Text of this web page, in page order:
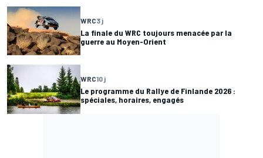
WRC3 j
La finale du WRC toujours menacée par la
guerre au Moyen-Orient
WRC10 j
Le programme du Rallye de Finlande 2026 :
spéciales, horaires, engagés